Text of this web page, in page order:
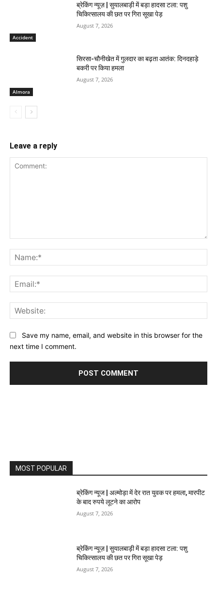
Accident
ब्रेकिंग न्यूज़ | सुयालबाड़ी में बड़ा हादसा टला: पशु
चिकित्सालय की छत पर गिरा सूखा पेड़
August 7, 2026
Almora
सिरसा-चौनीखेत में गुलदार का बढ़ता आतंक: दिनदहाड़े
बकरी पर किया हमला
August 7, 2026
Leave a reply
Save my name, email, and website in this browser for the
next time I comment.
MOST POPULAR
ब्रेकिंग न्यूज | अल्मोड़ा में देर रात युवक पर हमला, मारपीट
के बाद रुपये लूटने का आरोप
August 7, 2026
ब्रेकिंग न्यूज़ | सुयालबाड़ी में बड़ा हादसा टला: पशु
चिकित्सालय की छत पर गिरा सूखा पेड़
August 7, 2026